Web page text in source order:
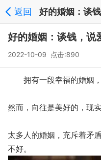
返回
好的婚姻：谈钱，说
2022-10-09 点击:890
拥有一段幸福的婚姻，
然而，向往是美好的，现
太多人的婚姻，充斥着矛
不好。